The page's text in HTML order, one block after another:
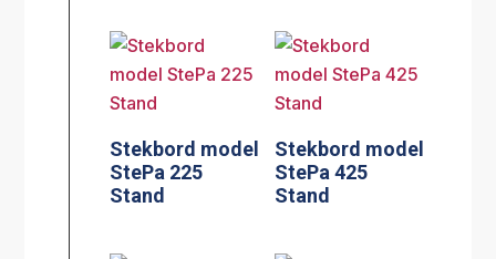
Stekbord model
StePa 225
Stand
Stekbord model
StePa 425
Stand